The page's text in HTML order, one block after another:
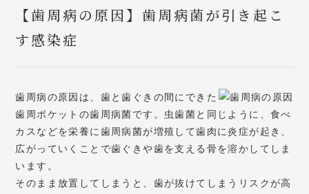
【歯周病の原因】歯周病菌が引き起こ
す感染症
歯周病の原因は、歯と歯ぐきの間にできた
歯周ポケットの歯周病菌です。虫歯菌と同じように、食べ
カスなどを栄養に歯周病菌が増殖して歯肉に炎症が起き、
広がっていくことで歯ぐきや歯を支える骨を溶かしてしま
います。
そのまま放置してしまうと、歯が抜けてしまうリスクが高